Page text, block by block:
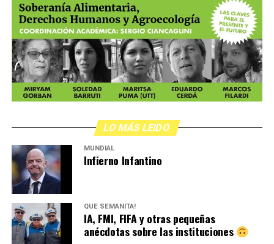
LO MÁS LEIDO
MUNDIAL
Infierno Infantino
QUÉ SEMANITA!
IA, FMI, FIFA y otras pequeñas
anécdotas sobre las instituciones